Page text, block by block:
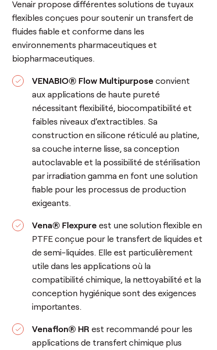
Venair propose différentes solutions de tuyaux
flexibles conçues pour soutenir un transfert de
fluides fiable et conforme dans les
environnements pharmaceutiques et
biopharmaceutiques.
VENABIO® Flow Multipurpose convient
aux applications de haute pureté
nécessitant flexibilité, biocompatibilité et
faibles niveaux d’extractibles. Sa
construction en silicone réticulé au platine,
sa couche interne lisse, sa conception
autoclavable et la possibilité de stérilisation
par irradiation gamma en font une solution
fiable pour les processus de production
exigeants.
Vena® Flexpure est une solution flexible en
PTFE conçue pour le transfert de liquides et
de semi-liquides. Elle est particulièrement
utile dans les applications où la
compatibilité chimique, la nettoyabilité et la
conception hygiénique sont des exigences
importantes.
Venaflon® HR est recommandé pour les
applications de transfert chimique plus